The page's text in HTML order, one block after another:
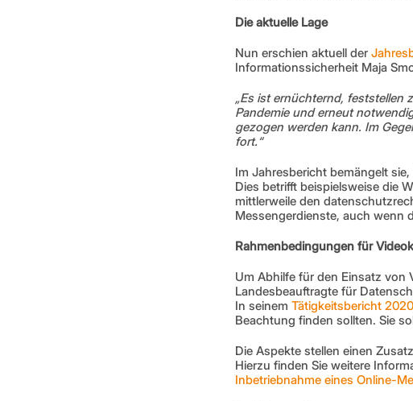
Die aktuelle Lage
Nun erschien aktuell der
Informationssicherheit Maja
„Es ist ernüchternd, feststellen
Pandemie und erneut
gezogen werden kann. Im
fort.“
Im Jahresbericht bemängelt
Dies betrifft beispielsweise die
mittlerweile den
Messengerdienste, auch wenn
Rahmenbedingungen für
Um Abhilfe für den Einsatz
Landesbeauftragte für
In seinem Tätigkeitsbericht 2020
Beachtung finden sollten. Sie
Die Aspekte stellen einen
Hierzu finden Sie weitere
Inbetriebnahme eines Online-